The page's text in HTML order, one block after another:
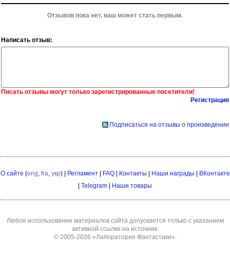
Отзывов пока нет, ваш может стать первым.
Написать отзыв:
Писать отзывы могут только зарегистрированные посетители!
Регистрация
Подписаться на отзывы о произведении
О сайте (eng fra укр) | Регламент| FAQ| Контакты | Наши награды | ВКонтакте
| Telegram | Наши товары
Любое использование материалов сайта допускается только с указанием
активной ссылки на источник.
© 2005-2026 «Лаборатория Фантастики»